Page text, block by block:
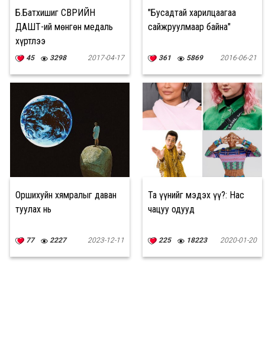
Б.Батхишиг ӨСВӨРИЙН
ДАШТ-ий мөнгөн медаль
хүртлээ
45 3298 2017-04-17
"Бусадтай харилцаагаа
сайжруулмаар байна"
361 5869 2016-06-21
Оршихуйн хямралыг даван
туулах нь
77 2227 2023-12-11
Та үүнийг мэдэх үү?: Нас
чацуу одууд
225 18223 2020-01-20